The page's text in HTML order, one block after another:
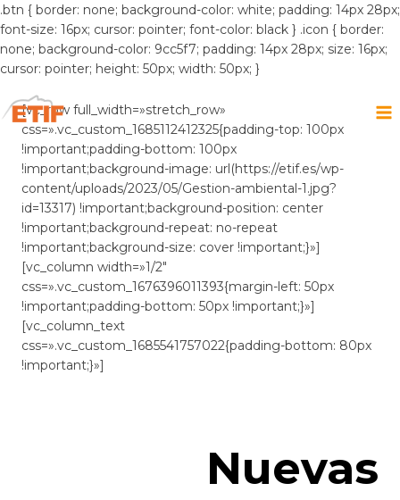
.btn { border: none; background-color: white; padding: 14px 28px;
font-size: 16px; cursor: pointer; font-color: black } .icon { border:
none; background-color: 9cc5f7; padding: 14px 28px; size: 16px;
cursor: pointer; height: 50px; width: 50px; }
al
contenido
[vc_row full_width=»stretch_row»
css=».vc_custom_1685112412325{padding-top: 100px
!important;padding-bottom: 100px
!important;background-image: url(https://etif.es/wp-
content/uploads/2023/05/Gestion-ambiental-1.jpg?
id=13317) !important;background-position: center
!important;background-repeat: no-repeat
!important;background-size: cover !important;}»]
[vc_column width=»1/2″
css=».vc_custom_1676396011393{margin-left: 50px
!important;padding-bottom: 50px !important;}»]
[vc_column_text
css=».vc_custom_1685541757022{padding-bottom: 80px
!important;}»]
Nuevas